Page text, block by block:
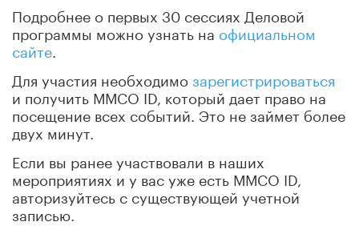
Подробнее о первых 30 сессиях Деловой
программы можно узнать на официальном
сайте
Для участия необходимозарегистрироваться
и получить ММСО ID, который дает право на
посещение всех событий. Это не займет более
двух минут.
Если вы ранее участвовали в наших
мероприятиях и у вас уже есть ММСО ID,
авторизуйтесь с существующей учетной
записью.